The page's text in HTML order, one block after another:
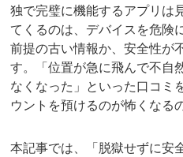
独で完璧に機能するアプリは
てくるのは、デバイスを危険
前提の古い情報か、安全性が
す。「位置が急に飛んで不自
なくなった」といった口コミ
ウントを預けるのが怖くなる
本記事では、「脱獄せずに安